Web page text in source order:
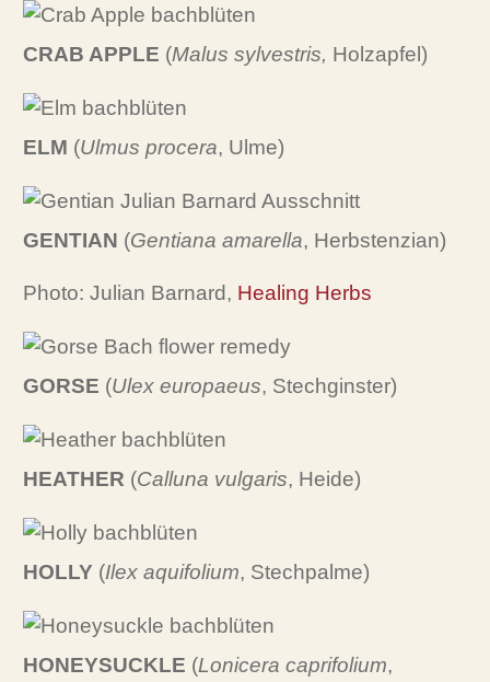
CRAB APPLE (Malus sylvestris, Holzapfel)
ELM (Ulmus procera, Ulme)
GENTIAN (Gentiana amarella, Herbstenzian)
Photo: Julian Barnard, Healing Herbs
GORSE (Ulex europaeus, Stechginster)
HEATHER (Calluna vulgaris, Heide)
HOLLY (Ilex aquifolium, Stechpalme)
HONEYSUCKLE (Lonicera caprifolium,